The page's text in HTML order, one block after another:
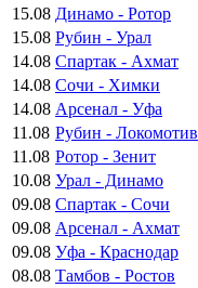
15.08 Динамо - Ротор
15.08 Рубин - Урал
14.08 Спартак - Ахмат
14.08 Сочи - Химки
14.08 Арсенал - Уфа
11.08 Рубин - Локомотив
11.08 Ротор - Зенит
10.08 Урал - Динамо
09.08 Спартак - Сочи
09.08 Арсенал - Ахмат
09.08 Уфа - Краснодар
08.08 Тамбов - Ростов